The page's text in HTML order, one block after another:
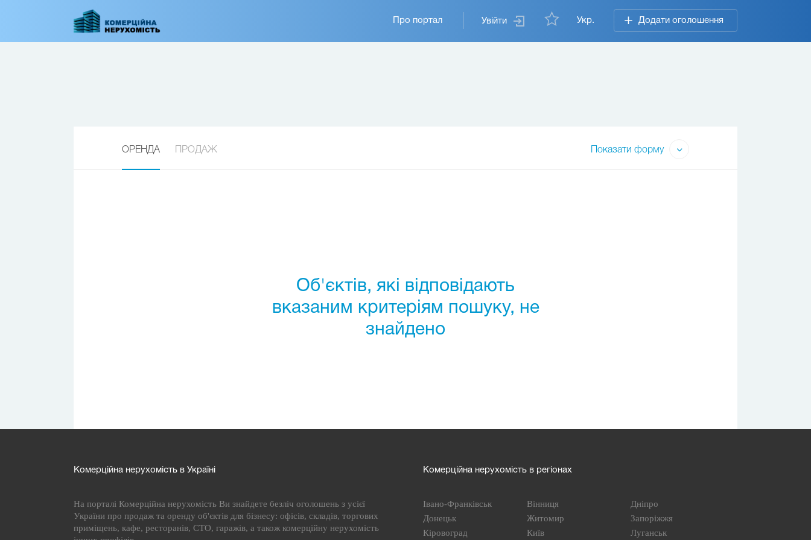
Увійти Укр. Додати оголошення
Основная
навигация
Про портал
ОРЕНДА ПРОДАЖ Показати форму
Об'єктів, які відповідають
вказаним критеріям пошуку, не
знайдено
Комерційна нерухомість в Україні
На порталі Комерційна нерухомість Ви знайдете безліч оголошень з усієї
України про продаж та оренду об'єктів для бізнесу: офісів, складів, торгових
приміщень, кафе, ресторанів, СТО, гаражів, а також комерційну нерухомість
Комерційна нерухомість в регіонах
Івано-Франківськ Вінниця
Дніпро
Донецьк
Житомир
Запоріжжя
Кіровоград
Київ Луганськ